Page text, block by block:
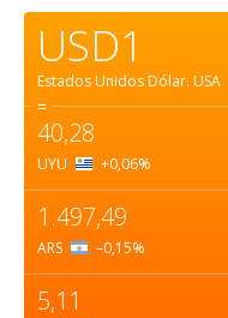
USD1
Estados Unidos Dólar. USA
=
40,28
UYU +0,06%
1.497,49
ARS –0,15%
5,11